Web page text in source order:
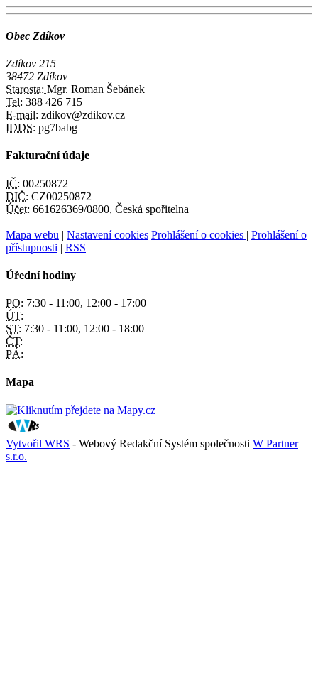
Obec Zdíkov
Zdíkov 215
38472 Zdíkov
Starosta: Mgr. Roman Šebánek
Tel: 388 426 715
E-mail: zdikov@zdikov.cz
IDDS: pg7babg
Fakturační údaje
IČ: 00250872
DIČ: CZ00250872
Účet: 661626369/0800, Česká spořitelna
Mapa webu | Nastavení cookies Prohlášení o cookies | Prohlášení o
přístupnosti | RSS
Úřední hodiny
PO: 7:30 - 11:00, 12:00 - 17:00
ÚT:
ST: 7:30 - 11:00, 12:00 - 18:00
ČT:
PÁ:
Mapa
Vytvořil WRS - Webový Redakční Systém společnosti W Partner
s.r.o.